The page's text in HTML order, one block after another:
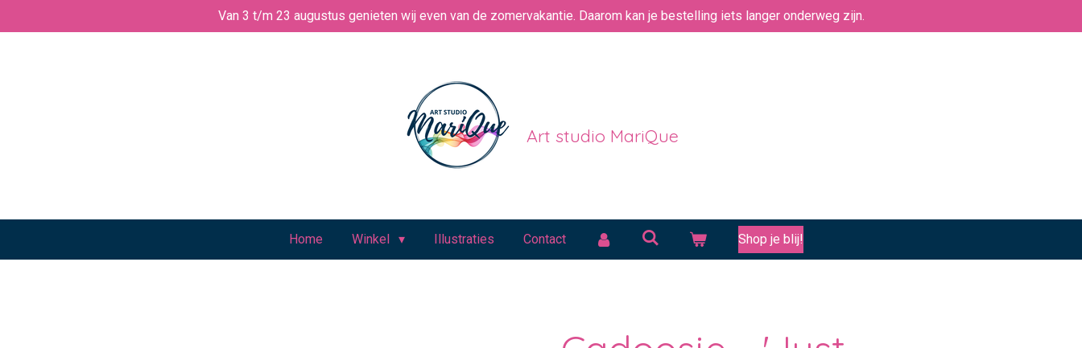
direct
Van 3 t/m 23 augustus genieten wij even van de zomervakantie. Daarom kan je bestelling iets langer onderweg zijn.
Art studio MariQue
Home Winkel Illustraties Contact Shop je blij!